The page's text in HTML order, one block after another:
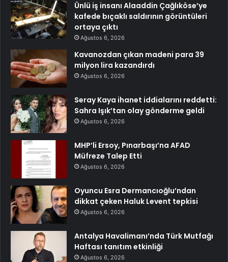
Ünlü iş insanı Alaaddin Çağlıköse’ye
kafede bıçaklı saldırının görüntüleri
ortaya çıktı
Ağustos 6, 2026
Kavanozdan çıkan madeni para 39
milyon lira kazandırdı
Ağustos 6, 2026
Seray Kaya ihanet iddialarını reddetti:
Sahra Işık’tan olay gönderme geldi
Ağustos 6, 2026
MHP’li Ersoy, Pınarbaşı’na AFAD
Müfreze Talep Etti
Ağustos 6, 2026
Oyuncu Esra Dermancıoğlu’ndan
dikkat çeken Haluk Levent tepkisi
Ağustos 6, 2026
Antalya Havalimanı’nda Türk Mutfağı
Haftası tanıtım etkinliği
Ağustos 6, 2026